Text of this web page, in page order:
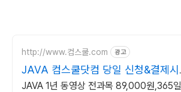
http://www.컴스쿨.com 광고
JAVA 컴스쿨닷컴 당일 신청&결제시
기프티콘!
JAVA 1년 동영상 전과목 89,000원,365일